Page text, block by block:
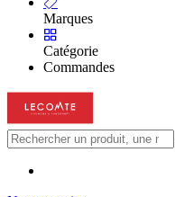
Marques
Catégorie
Commandes